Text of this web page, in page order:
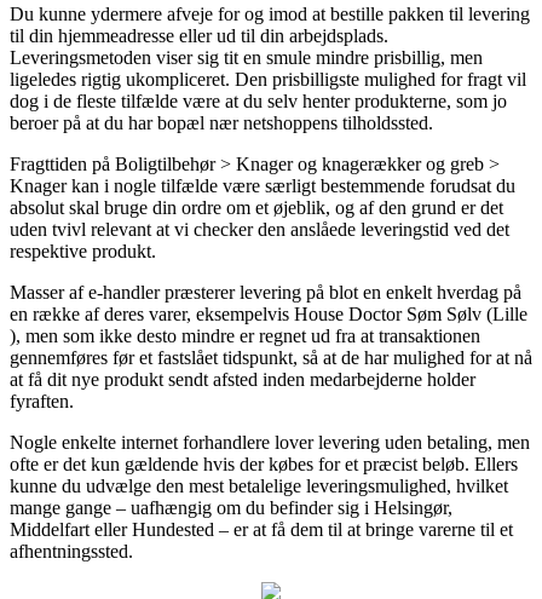
Du kunne ydermere afveje for og imod at bestille pakken til levering
til din hjemmeadresse eller ud til din arbejdsplads.
Leveringsmetoden viser sig tit en smule mindre prisbillig, men
ligeledes rigtig ukompliceret. Den prisbilligste mulighed for fragt vil
dog i de fleste tilfælde være at du selv henter produkterne, som jo
beroer på at du har bopæl nær netshoppens tilholdssted.
Fragttiden på Boligtilbehør > Knager og knagerækker og greb >
Knager kan i nogle tilfælde være særligt bestemmende forudsat du
absolut skal bruge din ordre om et øjeblik, og af den grund er det
uden tvivl relevant at vi checker den anslåede leveringstid ved det
respektive produkt.
Masser af e-handler præsterer levering på blot en enkelt hverdag på
en række af deres varer, eksempelvis House Doctor Søm Sølv (Lille
), men som ikke desto mindre er regnet ud fra at transaktionen
gennemføres før et fastslået tidspunkt, så at de har mulighed for at nå
at få dit nye produkt sendt afsted inden medarbejderne holder
fyraften.
Nogle enkelte internet forhandlere lover levering uden betaling, men
ofte er det kun gældende hvis der købes for et præcist beløb. Ellers
kunne du udvælge den mest betalelige leveringsmulighed, hvilket
mange gange – uafhængig om du befinder sig i Helsingør,
Middelfart eller Hundested – er at få dem til at bringe varerne til et
afhentningssted.